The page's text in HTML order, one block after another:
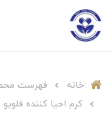
خانه
فهرست
کرم احیا کننده فلویو 120 میلی لیتر